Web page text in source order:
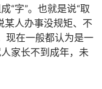
“字”。也就是说“取
某人办事没规矩、不
现在一般都认为是一
家长不到成年，未